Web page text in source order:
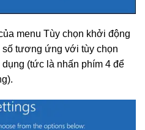
menu Tùy chọn khởi động
số tương ứng với tùy chọn
(tức là nhấn phím 4 để